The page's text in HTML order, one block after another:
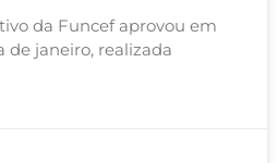
da Funcef aprovou em
de janeiro, realizada